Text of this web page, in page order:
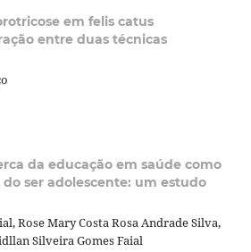
em felis catus
entre duas técnicas
da educação em saúde como
ser adolescente: um estudo
Rose Mary Costa Rosa Andrade Silva,
Silveira Gomes Faial